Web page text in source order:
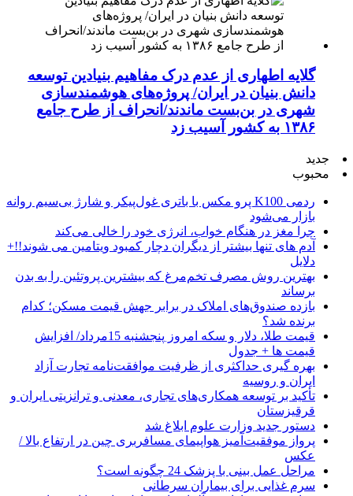
گلایه اطهاری از عدم درک مفاهیم بنیادین توسعه
دانش بنیان در ایران/ پروژه‌های هوشمندسازی
شهری در بن‌بست ماندند/انحراف از طرح جامع
۱۳۸۶ به کشور آسیب زد
جدید
محبوب
ردمی K100 پرو مکس با باتری غول‌پیکر و شارژ بی‌سیم روانه
بازار می‌شود
چرا مغز در هنگام خواب، انرژی خود را خالی می‌کند
آدم های تنها بیشتر از دیگران دچار کمبود ویتامین می شوند!!+
دلایل
بهترین روش مصرف تخم‌مرغ که بیشترین پروتئین را به بدن
برساند
بازده صندوق‌های املاک در برابر جهش قیمت مسکن؛ کدام
برنده شد؟
قیمت طلا، دلار و سکه امروز پنجشنبه 15مرداد/ افزایش
قیمت ها + جدول
بهره گیری حداکثری از ظرفیت موافقت‌نامه تجارت آزاد
ایران و روسیه
تأکید بر توسعه همکاری‌های تجاری، معدنی و ترانزیتی ایران و
قرقیزستان
دستور جدید وزارت علوم ابلاغ شد
پرواز موفقیت‌آمیز هواپیمای مسافربری چین در ارتفاع بالا /
عکس
مراحل عمل بینی با پزشک 24 چگونه است؟
سرم غذایی برای بیماران سرطانی